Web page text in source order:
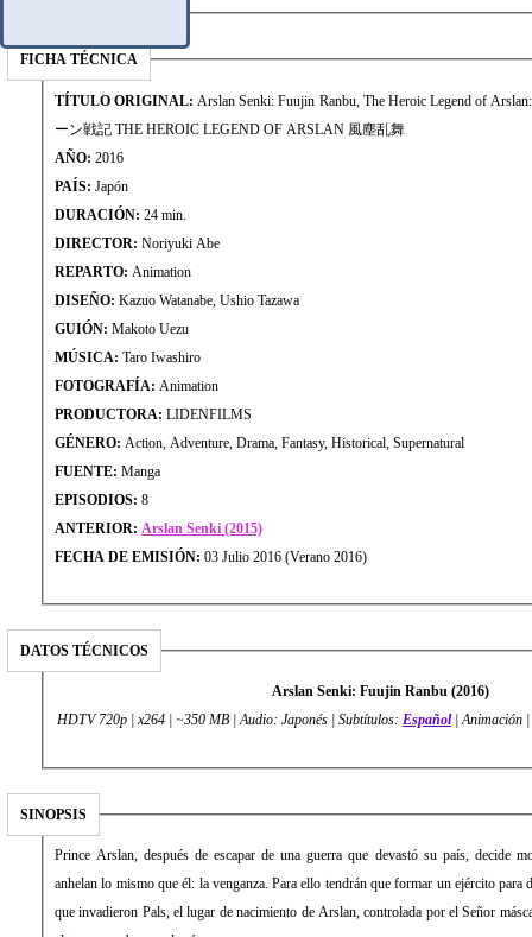
FICHA TÉCNICA
TÍTULO ORIGINAL: Arslan Senki: Fuujin Ranbu, The Heroic Legend of
ーン戦記 THE HEROIC LEGEND OF ARSLAN 風塵乱舞
AÑO: 2016
PAÍS: Japón
DURACIÓN: 24 min.
DIRECTOR: Noriyuki Abe
REPARTO: Animation
DISEÑO: Kazuo Watanabe, Ushio Tazawa
GUIÓN: Makoto Uezu
MÚSICA: Taro Iwashiro
FOTOGRAFÍA: Animation
PRODUCTORA: LIDENFILMS
GÉNERO: Action, Adventure, Drama, Fantasy, Historical, Supernatural
FUENTE: Manga
EPISODIOS: 8
ANTERIOR: Arslan Senki (2015)
FECHA DE EMISIÓN: 03 Julio 2016 (Verano 2016)
DATOS TÉCNICOS
Arslan Senki: Fuujin Ranbu (2016)
HDTV 720p | x264 | ~350 MB | Audio: Japonés | Subtítulos: Español| Animación |
SINOPSIS
Prince Arslan, después de escapar de una guerra que devastó su país, decide
anhelan lo mismo que él: la venganza. Para ello tendrán que formar un ejército para
que invadieron Pals, el lugar de nacimiento de Arslan, controlada por el Señor